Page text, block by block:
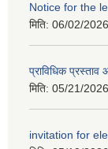
Notice for the
मिति: 06/02/
प्राविधिक
मिति: 05/21/
invitation for